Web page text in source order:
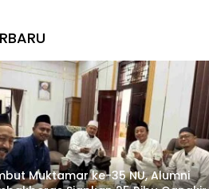
Muktamar ke-35 NU, Alumni